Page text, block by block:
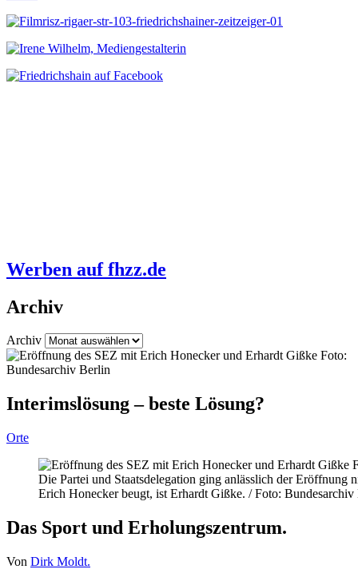
Werben auf fhzz.de
Archiv
Archiv
Interimslösung – beste Lösung?
Orte
Die Partei und Staatsdelegation ging anlässlich der Eröffnung
Erich Honecker beugt, ist Erhardt Gißke. / Foto:
Das Sport und Erholungszentrum.
Von Dirk Moldt.